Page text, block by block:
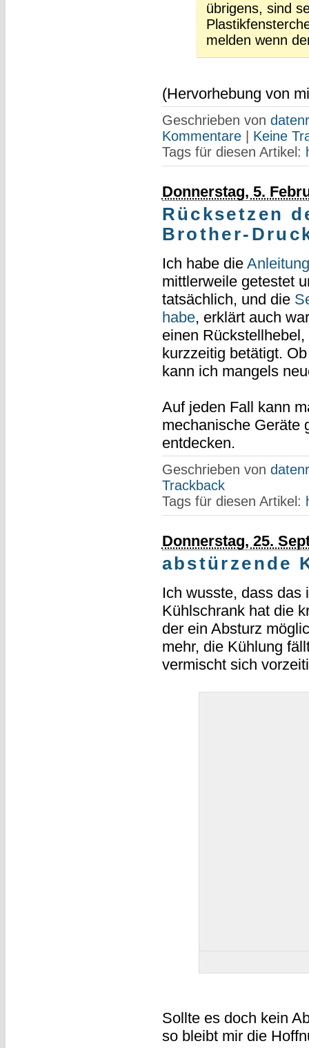
übrigens, sind
melden wenn
(Hervorhebung von
Geschrieben von
Kommentare| Keine
Tags für diesen Artikel:
Donnerstag, 5.
Rücksetzen
Brother-
Ich habe die
mittlerweile getestet
tatsächlich, und die
habe, erklärt auch
einen
kurzzeitig betätigt.
kann ich mangels
Auf jeden Fall kann
mechanische Geräte
entdecken.
Geschrieben von
Trackback
Tags für diesen Artikel:
Donnerstag, 25.
abstürzende
Ich wusste, dass das
Kühlschrank hat die
der ein Absturz
mehr, die Kühlung
vermischt sich
Sollte es doch kein
so bleibt mir die